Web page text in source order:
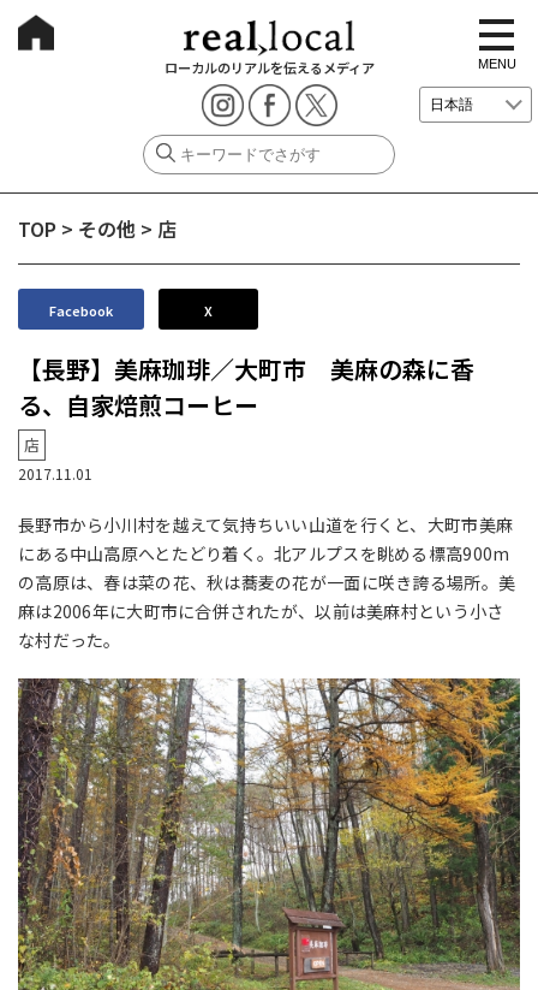
ローカルのリアルを伝えるメディア
t
o
g
g
e
i
i
MENU
TOP > その他 > 店
Facebook X
【長野】美麻珈琲／大町市 美麻の森に香
る、自家焙煎コーヒー
店
2017.11.01
長野市から小川村を越えて気持ちいい山道を行くと、大町市美麻
にある中山高原へとたどり着く。北アルプスを眺める標高900m
の高原は、春は菜の花、秋は蕎麦の花が一面に咲き誇る場所。美
麻は2006年に大町市に合併されたが、以前は美麻村という小さ
な村だった。